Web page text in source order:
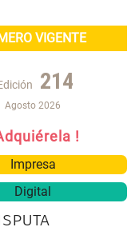
VIGENTE
214
Agosto 2026
!
Impresa
Digital